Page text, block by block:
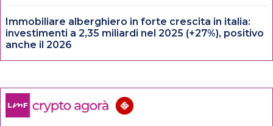
Immobiliare alberghiero in forte crescita in italia:
investimenti a 2,35 miliardi nel 2025 (+27%), positivo
anche il 2026